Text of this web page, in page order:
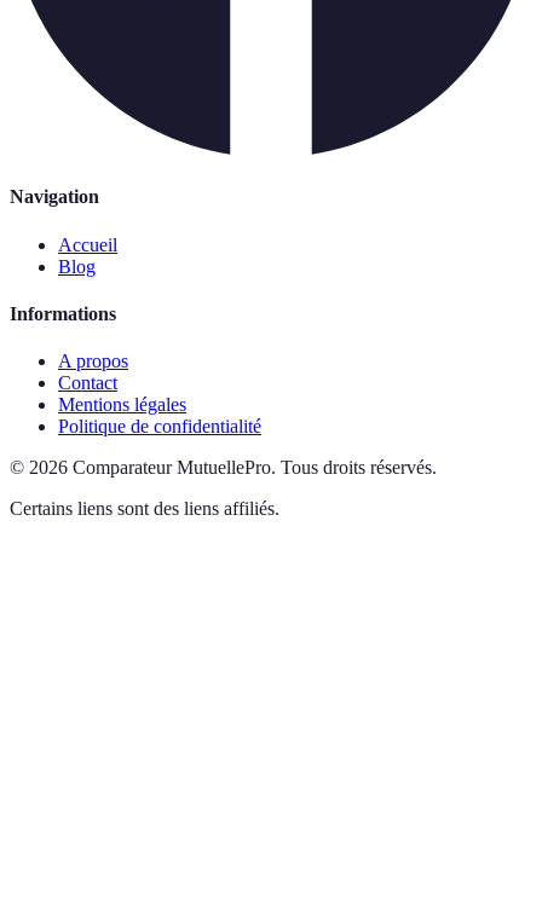
Navigation
Accueil
Blog
Informations
A propos
Contact
Mentions légales
Politique de confidentialité
© 2026 Comparateur MutuellePro. Tous droits réservés.
Certains liens sont des liens affiliés.